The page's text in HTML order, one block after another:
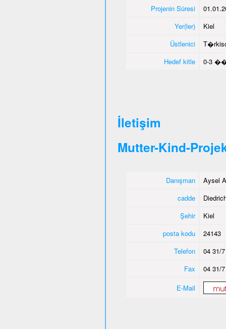
Projenin Süresi
Yer(ler)
Kiel
Üstlenici
Hedef kitle
0-3 ��
İletişim
Mutter-Kind-
Danışman
Aysel
cadde
Şehir
Kiel
posta kodu
24143
Telefon
04 31/
Fax
04 31/
E-Mail